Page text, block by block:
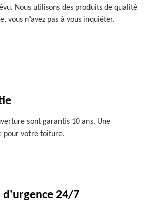
Nous utilisons des produits de qualité
vous n’avez pas à vous inquiéter.
sont garantis 10 ans. Une
pour votre toiture.
24/7